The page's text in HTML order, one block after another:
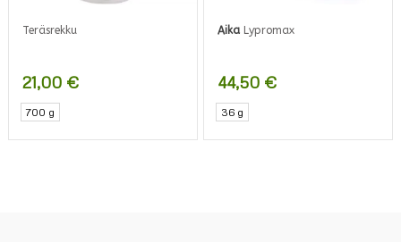
Teräsrekku
21,00 €
700 g
Aika Lypromax
44,50 €
36 g